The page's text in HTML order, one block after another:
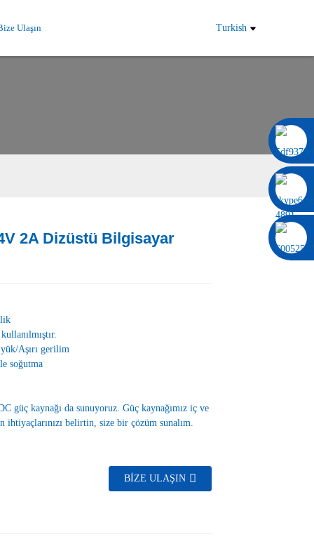
Ulaşın Turkish
2A Dizüstü Bilgisayar
Aşırı gerilim
soğutma
güç kaynağı da sunuyoruz. Güç kaynağımız iç ve
ihtiyaçlarınızı belirtin, size bir çözüm sunalım.
BIZE ULAŞIN